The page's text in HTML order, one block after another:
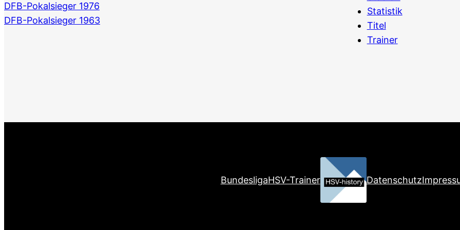
DFB-Pokalsieger 1976
DFB-Pokalsieger 1963
Statistik
Titel
Trainer
BundesligaHSV-Trainer Datenschutz